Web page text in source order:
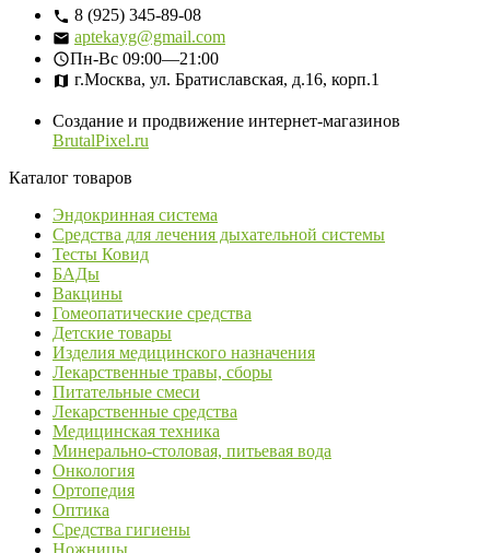
8 (925) 345-89-08
aptekayg@gmail.com
Пн-Вс 09:00—21:00
г.Москва, ул. Братиславская, д.16, корп.1
Создание и продвижение интернет-магазинов
BrutalPixel.ru
Каталог товаров
Эндокринная система
Средства для лечения дыхательной системы
Тесты Ковид
БАДы
Вакцины
Гомеопатические средства
Детские товары
Изделия медицинского назначения
Лекарственные травы, сборы
Питательные смеси
Лекарственные средства
Медицинская техника
Минерально-столовая, питьевая вода
Онкология
Ортопедия
Оптика
Средства гигиены